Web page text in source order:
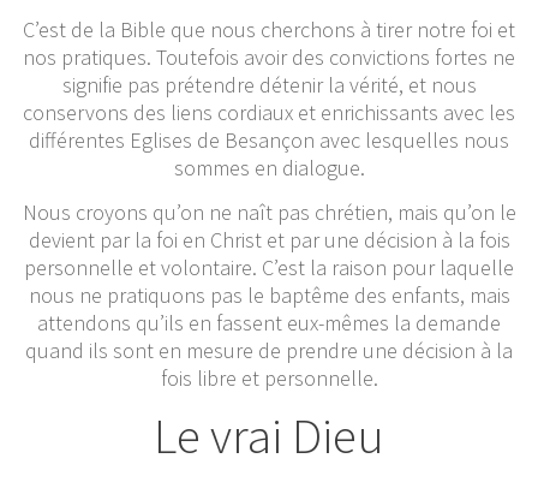
C’est de la Bible que nous cherchons à tirer notre foi et
nos pratiques. Toutefois avoir des convictions fortes ne
signifie pas prétendre détenir la vérité, et nous
conservons des liens cordiaux et enrichissants avec les
différentes Eglises de Besançon avec lesquelles nous
sommes en dialogue.
Nous croyons qu’on ne naît pas chrétien, mais qu’on le
devient par la foi en Christ et par une décision à la fois
personnelle et volontaire. C’est la raison pour laquelle
nous ne pratiquons pas le baptême des enfants, mais
attendons qu’ils en fassent eux-mêmes la demande
quand ils sont en mesure de prendre une décision à la
fois libre et personnelle.
Le vrai Dieu